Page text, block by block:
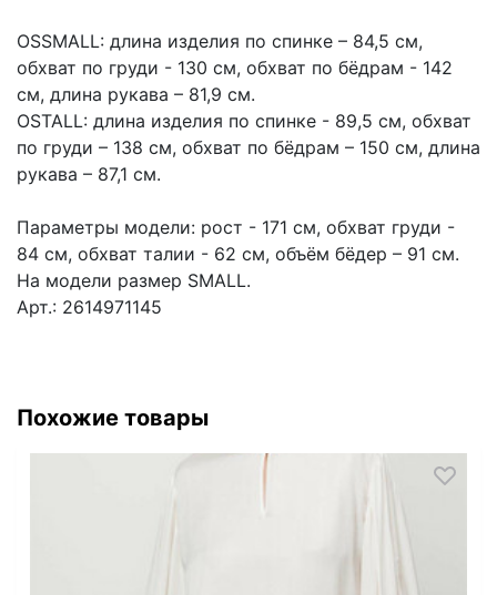
OSSMALL: длина изделия по спинке – 84,5 см,
обхват по груди - 130 см, обхват по бёдрам - 142
см, длина рукава – 81,9 см.
OSTALL: длина изделия по спинке - 89,5 см, обхват
по груди – 138 см, обхват по бёдрам – 150 см, длина
рукава – 87,1 см.
Параметры модели: рост - 171 см, обхват груди -
84 см, обхват талии - 62 см, объём бёдер – 91 см.
На модели размер SMALL.
Арт.: 2614971145
Похожие товары